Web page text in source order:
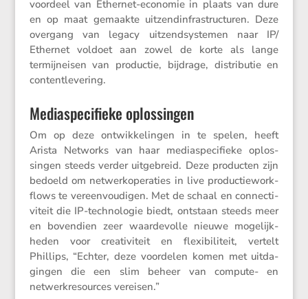
voordeel van Ethernet-economie in plaats van dure
en op maat gemaakte uitzend­in­fra­struc­turen. Deze
overgang van legacy uitzend­sys­temen naar IP/​
Ethernet voldoet aan zowel de korte als lange
termijn­eisen van productie, bijdrage, distri­butie en
contentlevering.
Mediaspecifieke oplossingen
Om op deze ontwik­ke­lingen in te spelen, heeft
Arista Networks van haar media­spe­ci­fieke oplos­
singen steeds verder uitge­breid. Deze producten zijn
bedoeld om netwerk­ope­ra­ties in live produc­tie­work­
flows te vereen­vou­digen. Met de schaal en connec­ti­
vi­teit die IP-techno­logie biedt, ontstaan steeds meer
en boven­dien zeer waarde­volle nieuwe mogelijk­
heden voor creati­vi­teit en flexi­bi­li­teit, vertelt
Phillips, “Echter, deze voordelen komen met uitda­
gingen die een slim beheer van compute- en
netwerk­re­sources vereisen.”